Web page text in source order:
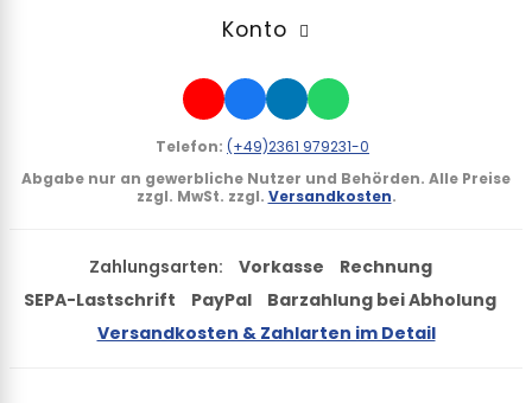
Konto
Telefon: (+49)2361 979231-0
Abgabe nur an gewerbliche Nutzer und Behörden. Alle Preise
zzgl. MwSt. zzgl. Versandkosten.
Zahlungsarten: Vorkasse
Rechnung
SEPA-Lastschrift
PayPal
Barzahlung bei Abholung
Versandkosten & Zahlarten im Detail